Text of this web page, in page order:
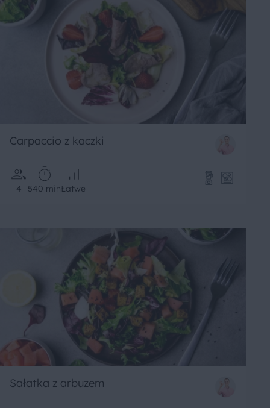
Carpaccio z kaczki
4 540 minŁatwe
Sałatka z arbuzem